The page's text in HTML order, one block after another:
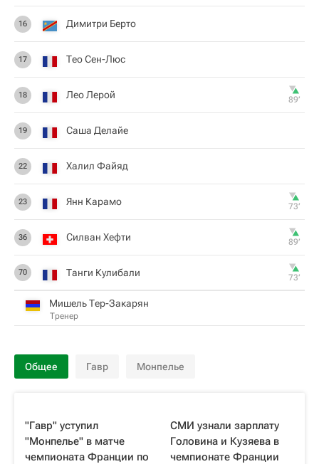
16 Димитри Берто
17 Тео Сен-Люс
18 Лео Лерой 89‎’‎
19 Саша Делайе
22 Халил Файяд
23 Янн Карамо 73‎’‎
36 Силван Хефти 89‎’‎
70 Танги Кулибали 73‎’‎
Мишель Тер-Закарян
Тренер
Общее Гавр Монпелье
"Гавр" уступил
"Монпелье" в матче
чемпионата Франции по
СМИ узнали зарплату
Головина и Кузяева в
чемпионате Франции